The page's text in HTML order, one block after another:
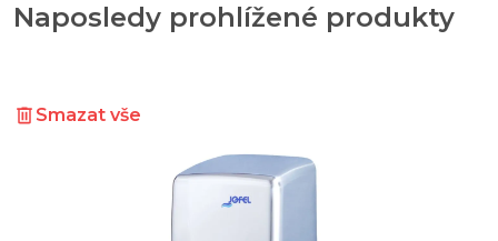
Naposledy prohlížené produkty
Smazat vše